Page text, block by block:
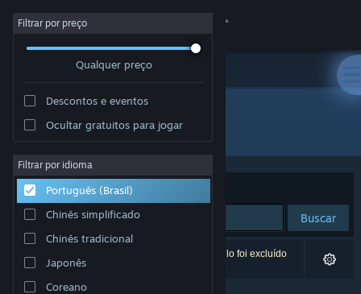
Iniciar sessão
Sobre
Suporte
Alterar idioma
Baixe o aplicativo móvel do Steam
Filtrar por preço
Qualquer preço
Descontos e eventos
Ocultar gratuitos para jogar
Filtrar por idioma
Português (Brasil)
Chinês simplificado
Chinês tradicional
Japonês
Coreano
Desenvolvedor: Stone Pixel Games, LLC.
Ordenar por Relevância
Buscar
0 resultados correspondem à sua busca. Um título foi excluído
de acordo com as suas preferências.